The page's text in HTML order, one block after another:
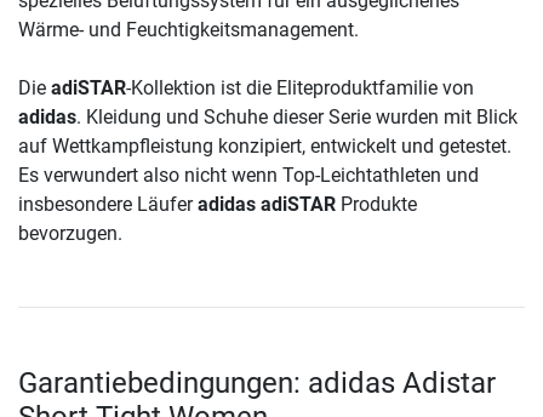
Wärme- und Feuchtigkeitsmanagement.
Die adiSTAR-Kollektion ist die Eliteproduktfamilie von
adidas. Kleidung und Schuhe dieser Serie wurden mit Blick
auf Wettkampfleistung konzipiert, entwickelt und getestet.
Es verwundert also nicht wenn Top-Leichtathleten und
insbesondere Läuferadidas adiSTAR Produkte
bevorzugen.
Garantiebedingungen: adidas Adistar